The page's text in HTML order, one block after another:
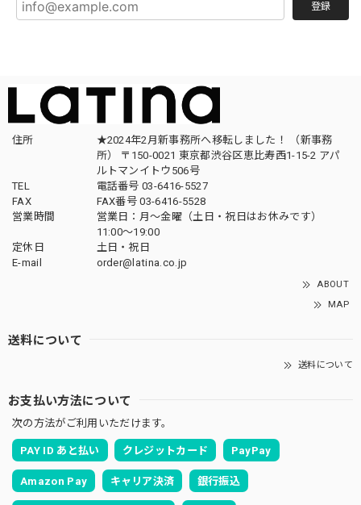
登録
住所
★2024年2月新事務所へ移転しました！ （新事務
所） 〒150-0021 東京都渋谷区恵比寿西1-15-2 アパ
ルトマンイトウ506号
TEL
電話番号 03-6416-5527
FAX
FAX番号 03-6416-5528
営業時間
営業日：月〜金曜（土日・祝日はお休みです）
11:00〜19:00
定休日
土日・祝日
E-mail
order@latina.co.jp
ABOUT
MAP
送料について
送料について
お支払い方法について
次の方法がご利用いただけます。
PAY ID あと払い クレジットカード PayPay
Amazon Pay キャリア決済 銀行振込